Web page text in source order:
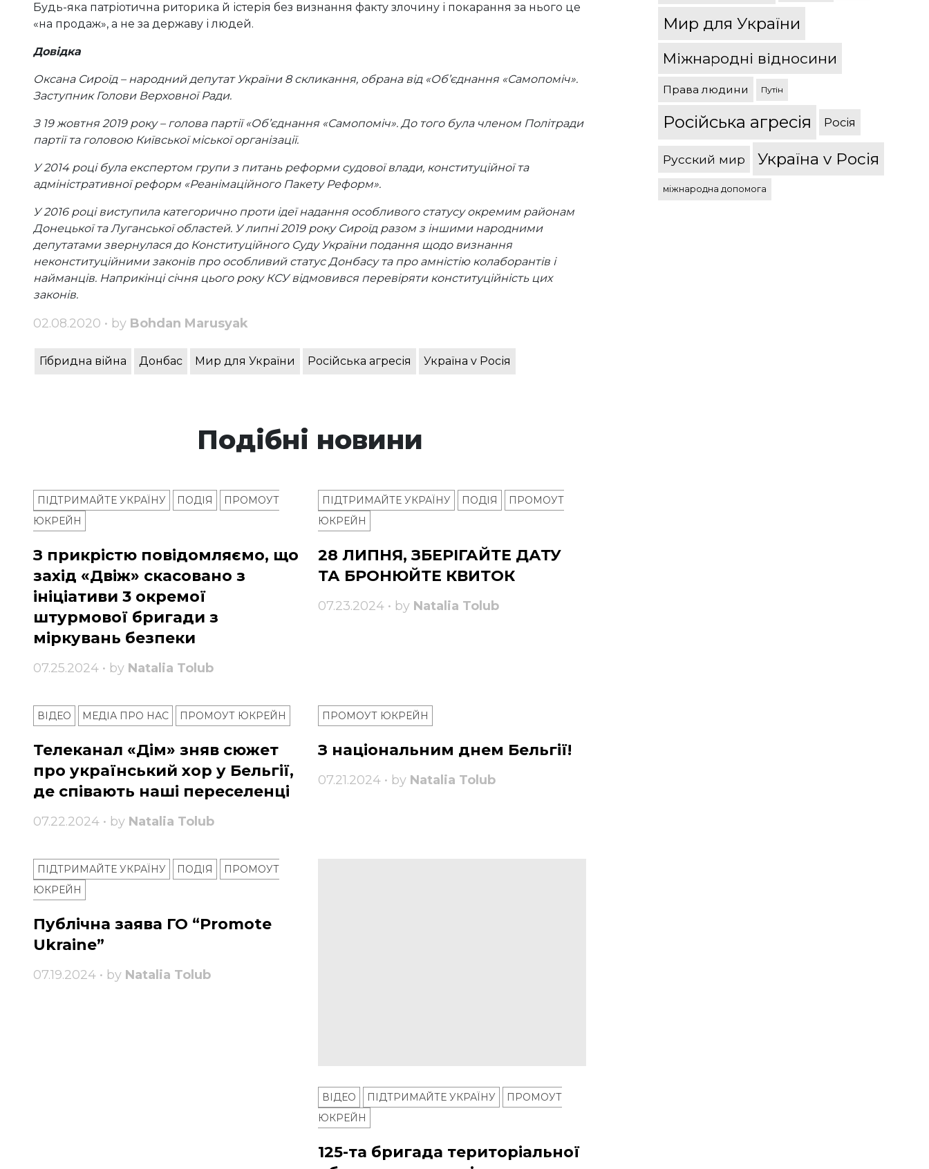
Будь-яка патріотична риторика й істерія без визнання факту злочину і покарання за нього це
«на продаж», а не за державу і людей.
Довідка
Оксана Сироїд – народний депутат України 8 скликання, обрана від «Об’єднання «Самопоміч».
Заступник Голови Верховної Ради.
З 19 жовтня 2019 року – голова партії «Об’єднання «Самопоміч». До того була членом Політради
партії та головою Київської міської організації.
У 2014 році була експертом групи з питань реформи судової влади, конституційної та
адміністративної реформ «Реанімаційного Пакету Реформ».
У 2016 році виступила категорично проти ідеї надання особливого статусу окремим районам
Донецької та Луганської областей. У липні 2019 року Сироїд разом з іншими народними
депутатами звернулася до Конституційного Суду України подання щодо визнання
неконституційними законів про особливий статус Донбасу та про амністію колаборантів і
найманців. Наприкінці січня цього року КСУ відмовився перевіряти конституційність цих
законів.
02.08.2020 • by Bohdan Marusyak
Гібридна війна Донбас Мир для України Російська агресія Україна v Росія
Подібні новини
ПІДТРИМАЙТЕ УКРАЇНУ ПОДІЯ
ПРОМОУТ
ЮКРЕЙН
З прикрістю повідомляємо, що
захід «Двіж» скасовано з
ініціативи 3 окремої
штурмової бригади з
міркувань безпеки
07.25.2024 • by Natalia Tolub
ПІДТРИМАЙТЕ УКРАЇНУ ПОДІЯ
ПРОМОУТ
ЮКРЕЙН
28 ЛИПНЯ, ЗБЕРІГАЙТЕ ДАТУ
ТА БРОНЮЙТЕ КВИТОК
07.23.2024 • by Natalia Tolub
ВІДЕО МЕДІА ПРО НАС ПРОМОУТ ЮКРЕЙН
Телеканал «Дім» зняв сюжет
про український хор у Бельгії,
де співають наші переселенці
07.22.2024 • by Natalia Tolub
ПРОМОУТ ЮКРЕЙН
З національним днем ​​Бельгії!
07.21.2024 • by Natalia Tolub
ПІДТРИМАЙТЕ УКРАЇНУ ПОДІЯ
ПРОМОУТ
ЮКРЕЙН
Публічна заява ГО “Promote
Ukraine”
07.19.2024 • by Natalia Tolub
ВІДЕО ПІДТРИМАЙТЕ УКРАЇНУ
ПРОМОУТ
ЮКРЕЙН
125-та бригада територіальної
Мир для України
Міжнародні відносини
Права людини Путін
Російська агресія Росія
Русский мир Україна v Росія
міжнародна допомога